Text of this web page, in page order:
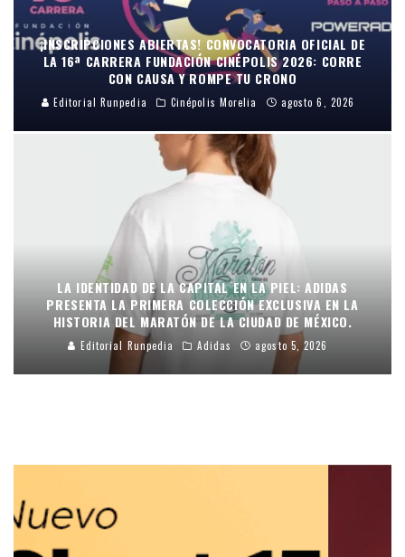
¡INSCRIPCIONES ABIERTAS! CONVOCATORIA OFICIAL DE
LA 16ª CARRERA FUNDACIÓN CINÉPOLIS 2026: CORRE
CON CAUSA Y ROMPE TU CRONO
Editorial Runpedia Cinépolis Morelia agosto 6, 2026
LA IDENTIDAD DE LA CAPITAL EN LA PIEL: ADIDAS
PRESENTA LA PRIMERA COLECCIÓN EXCLUSIVA EN LA
HISTORIA DEL MARATÓN DE LA CIUDAD DE MÉXICO.
Editorial Runpedia Adidas agosto 5, 2026